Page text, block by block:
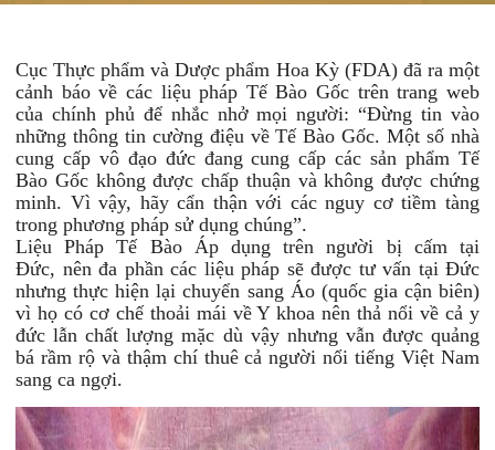
Cục Thực phẩm và Dược phẩm Hoa Kỳ (FDA) đã ra một
cảnh báo về các liệu pháp Tế Bào Gốc trên trang web
của chính phủ để nhắc nhở mọi người: “Đừng tin vào
những thông tin cường điệu về Tế Bào Gốc. Một số nhà
cung cấp vô đạo đức đang cung cấp các sản phẩm Tế
Bào Gốc không được chấp thuận và không được chứng
minh. Vì vậy, hãy cẩn thận với các nguy cơ tiềm tàng
trong phương pháp sử dụng chúng”.
Liệu Pháp Tế Bào Áp dụng trên người bị cấm tại
Đức, nên đa phần các liệu pháp sẽ được tư vấn tại Đức
nhưng thực hiện lại chuyển sang Áo (quốc gia cận biên)
vì họ có cơ chế thoải mái về Y khoa nên thả nổi về cả y
đức lẫn chất lượng mặc dù vậy nhưng vẫn được quảng
bá rầm rộ và thậm chí thuê cả người nổi tiếng Việt Nam
sang ca ngợi.